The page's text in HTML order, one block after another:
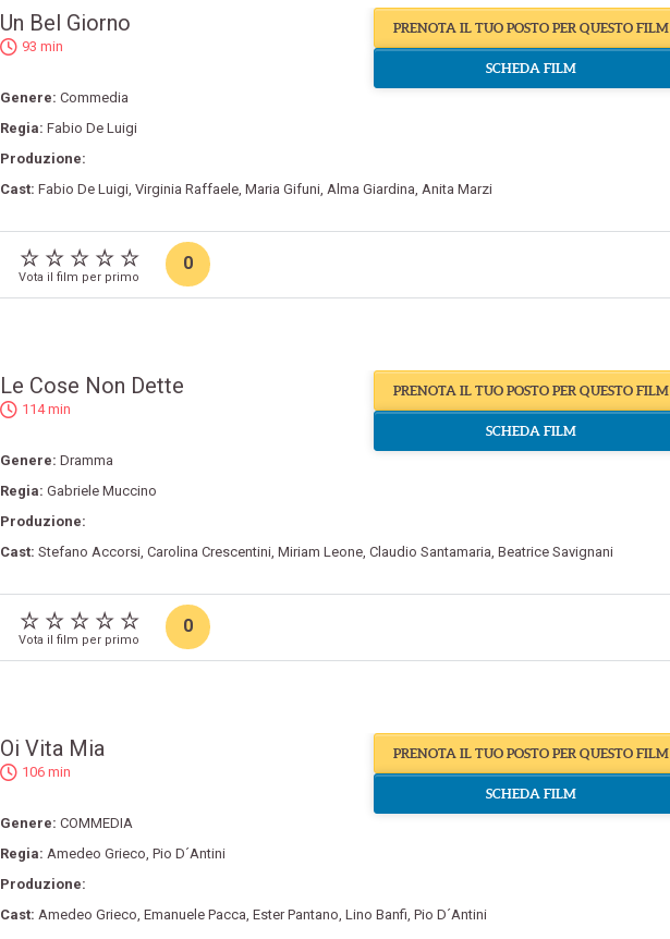
Un Bel Giorno
93 min
Genere: Commedia
Regia: Fabio De Luigi
Produzione:
Cast: Fabio De Luigi, Virginia Raffaele, Maria Gifuni, Alma Giardina, Anita Marzi
PRENOTA IL TUO POSTO PER QUESTO FILM
SCHEDA FILM
Vota il film per primo
0
Le Cose Non Dette
114 min
Genere: Dramma
Regia: Gabriele Muccino
Produzione:
Cast: Stefano Accorsi, Carolina Crescentini, Miriam Leone, Claudio Santamaria, Beatrice Savignani
PRENOTA IL TUO POSTO PER QUESTO FILM
SCHEDA FILM
Vota il film per primo
0
Oi Vita Mia
106 min
Genere: COMMEDIA
Regia: Amedeo Grieco, Pio D´Antini
Produzione:
Cast: Amedeo Grieco, Emanuele Pacca, Ester Pantano, Lino Banfi, Pio D´Antini
PRENOTA IL TUO POSTO PER QUESTO FILM
SCHEDA FILM